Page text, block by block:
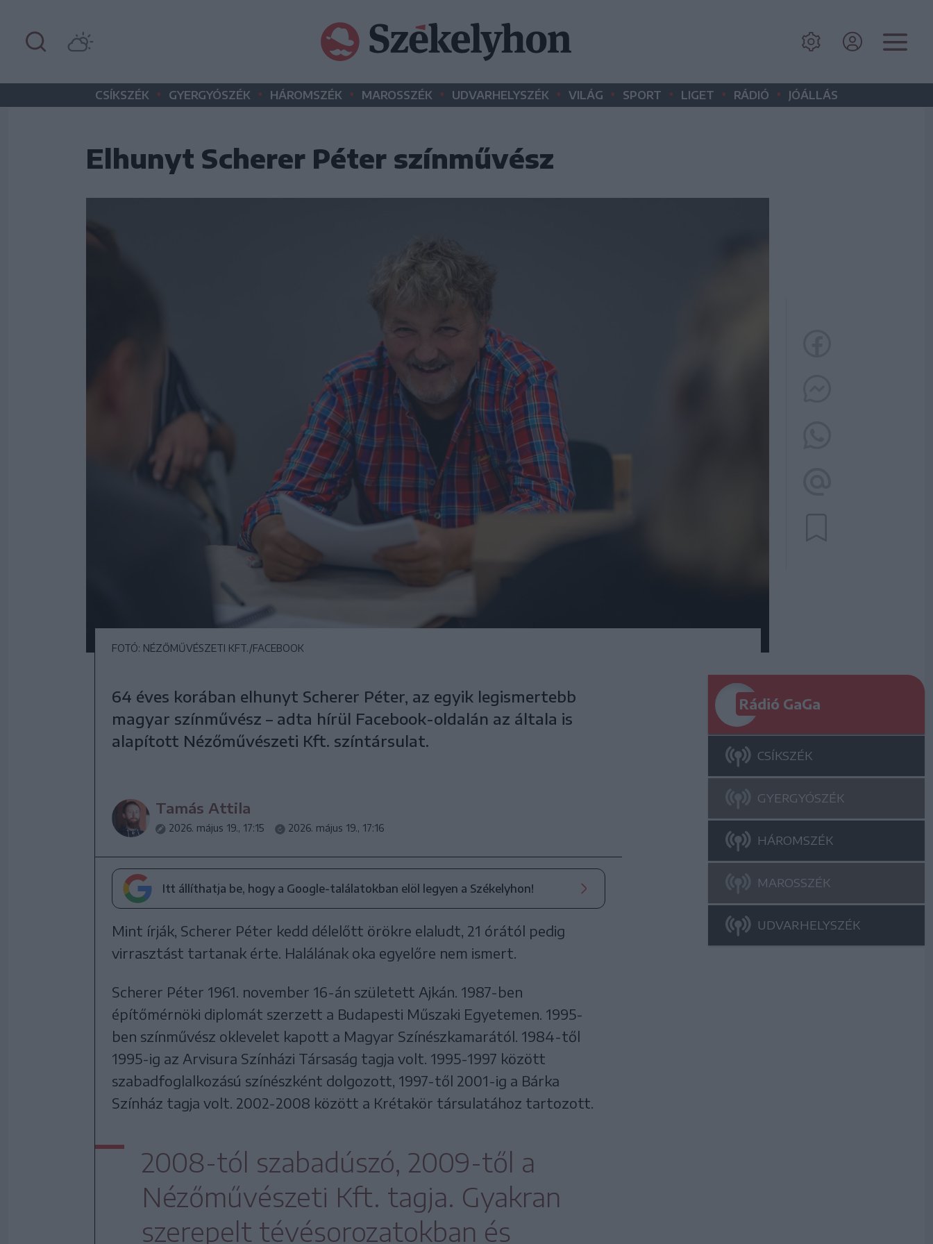
CSÍKSZÉK • GYERGYÓSZÉK • HÁROMSZÉK • MAROSSZÉK • UDVARHELYSZÉK • VILÁG • SPORT • LIGET • RÁDIÓ • JÓÁLLÁS
Elhunyt Scherer Péter színművész
FOTÓ: NÉZŐMŰVÉSZETI KFT./FACEBOOK
64 éves korában elhunyt Scherer Péter, az egyik legismertebb
magyar színművész – adta hírül Facebook-oldalán az általa is
alapított Nézőművészeti Kft. színtársulat.
Tamás Attila
2026. május 19., 17:15 2026. május 19., 17:16
Itt állíthatja be, hogy a Google-találatokban elöl legyen a Székelyhon!
Mint írják, Scherer Péter kedd délelőtt örökre elaludt, 21 órától pedig
virrasztást tartanak érte. Halálának oka egyelőre nem ismert.
Scherer Péter 1961. november 16-án született Ajkán. 1987-ben
építőmérnöki diplomát szerzett a Budapesti Műszaki Egyetemen. 1995-
ben színművész oklevelet kapott a Magyar Színészkamarától. 1984-től
1995-ig az Arvisura Színházi Társaság tagja volt. 1995-1997 között
szabadfoglalkozású színészként dolgozott, 1997-től 2001-ig a Bárka
Színház tagja volt. 2002-2008 között a Krétakör társulatához tartozott.
2008-tól szabadúszó, 2009-től a
Nézőművészeti Kft. tagja. Gyakran
szerepelt tévésorozatokban és
Rádió GaGa
CSÍKSZÉK
GYERGYÓSZÉK
HÁROMSZÉK
MAROSSZÉK
UDVARHELYSZÉK